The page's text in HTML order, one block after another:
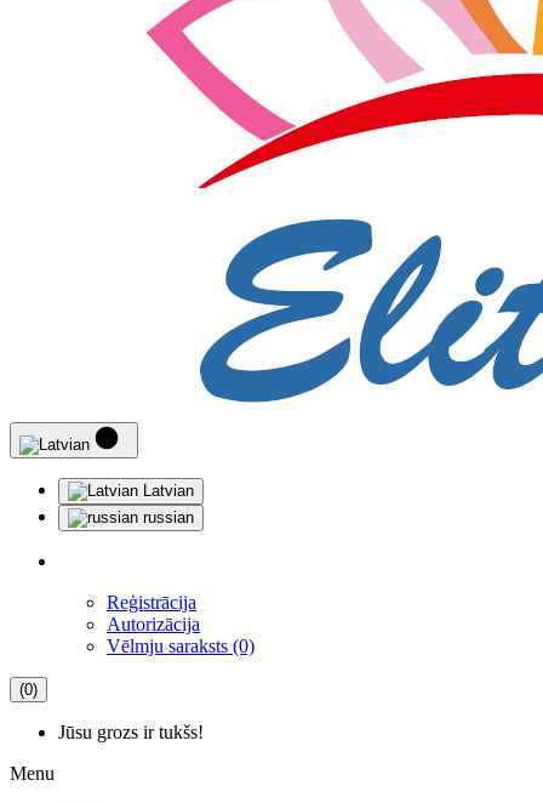
Latvian
russian
Reģistrācija
Autorizācija
Vēlmju saraksts (0)
(0)
Jūsu grozs ir tukšs!
Menu